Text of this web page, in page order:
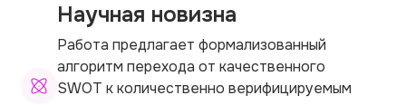
Научная новизна
Работа предлагает формализованный
алгоритм перехода от качественного
SWOT к количественно верифицируемым